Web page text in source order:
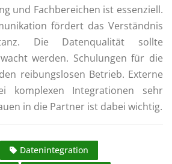
und Fachbereichen ist essenziell.
fördert das Verständnis
Die Datenqualität sollte
werden. Schulungen für die
reibungslosen Betrieb. Externe
komplexen Integrationen sehr
in die Partner ist dabei wichtig.
Datenintegration